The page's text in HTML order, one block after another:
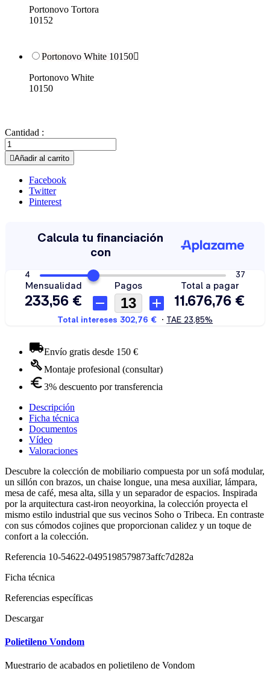
Portonovo Tortora
10152
Portonovo White 10150
Portonovo White
10150
Cantidad :
Añadir al carrito
Facebook
Twitter
Pinterest
Envío gratis desde 150 €
Montaje profesional (consultar)
3% descuento por transferencia
Descripción
Ficha técnica
Documentos
Vídeo
Valoraciones
Descubre la colección de mobiliario compuesta por un sofá modular,
un sillón con brazos, un chaise longue, una mesa auxiliar, lámpara,
mesa de café, mesa alta, silla y un separador de espacios. Inspirada
por la arquitectura cast-iron neoyorkina, la colección proyecta el
mismo estilo industrial que sus vecinos Soho o Tribeca. En contraste
con sus cómodos cojines que proporcionan calidez y un toque de
confort a la colección.
Referencia 10-54622-0495198579873affc7d282a
Ficha técnica
Referencias específicas
Descargar
Polietileno Vondom
Muestrario de acabados en polietileno de Vondom